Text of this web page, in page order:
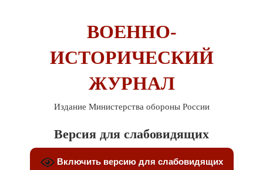
ВОЕННО-
ИСТОРИЧЕСКИЙ
ЖУРНАЛ
Издание Министерства обороны России
Версия для слабовидящих
Включить версию для слабовидящих